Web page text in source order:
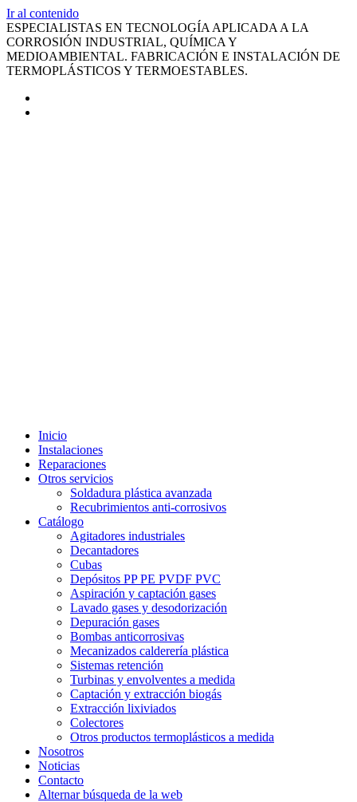
Ir al contenido
ESPECIALISTAS EN TECNOLOGÍA APLICADA A LA
CORROSIÓN INDUSTRIAL, QUÍMICA Y
MEDIOAMBIENTAL. FABRICACIÓN E INSTALACIÓN DE
TERMOPLÁSTICOS Y TERMOESTABLES.
Inicio
Instalaciones
Reparaciones
Otros servicios
Soldadura plástica avanzada
Recubrimientos anti-corrosivos
Catálogo
Agitadores industriales
Decantadores
Cubas
Depósitos PP PE PVDF PVC
Aspiración y captación gases
Lavado gases y desodorización
Depuración gases
Bombas anticorrosivas
Mecanizados calderería plástica
Sistemas retención
Turbinas y envolventes a medida
Captación y extracción biogás
Extracción lixiviados
Colectores
Otros productos termoplásticos a medida
Nosotros
Noticias
Contacto
Alternar búsqueda de la web